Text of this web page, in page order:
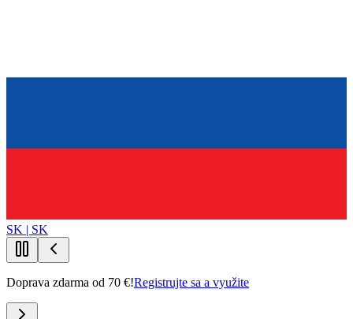
SK | SK
Doprava zdarma od 70 €!Registrujte sa a využite